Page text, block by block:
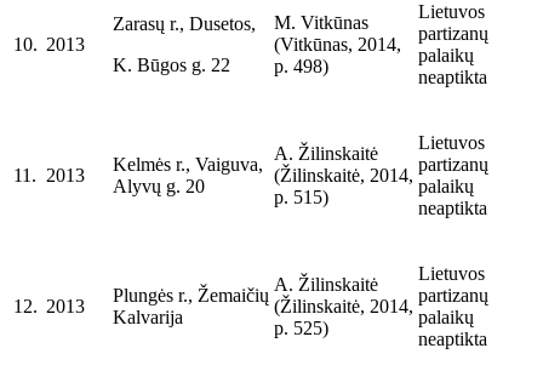
10. 2013
Zarasų r., Dusetos,
K. Būgos g. 22
M. Vitkūnas
(Vitkūnas, 2014,
p. 498)
Lietuvos
partizanų
palaikų
neaptikta
11. 2013
Kelmės r., Vaiguva,
Alyvų g. 20
A. Žilinskaitė
(Žilinskaitė, 2014,
p. 515)
Lietuvos
partizanų
palaikų
neaptikta
12. 2013
Plungės r., Žemaičių
Kalvarija
A. Žilinskaitė
(Žilinskaitė, 2014,
p. 525)
Lietuvos
partizanų
palaikų
neaptikta